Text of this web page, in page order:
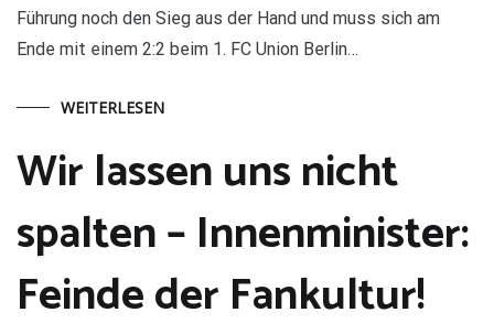
Führung noch den Sieg aus der Hand und muss sich am
Ende mit einem 2:2 beim 1. FC Union Berlin…
WEITERLESEN
Wir lassen uns nicht
spalten – Innenminister:
Feinde der Fankultur!